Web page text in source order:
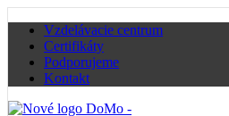
Vzdelávacie centrum
Certifikáty
Podporujeme
Kontakt